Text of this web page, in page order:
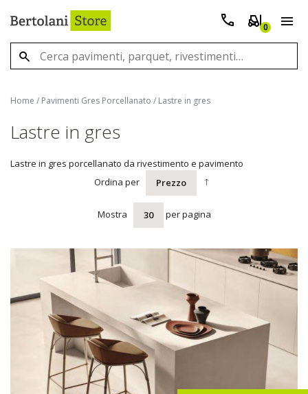
0
Home / Pavimenti Gres Porcellanato / Lastre in gres
Lastre in gres
Lastre in gres porcellanato da rivestimento e pavimento
Ordina per
Prezzo
Mostra 30 per pagina